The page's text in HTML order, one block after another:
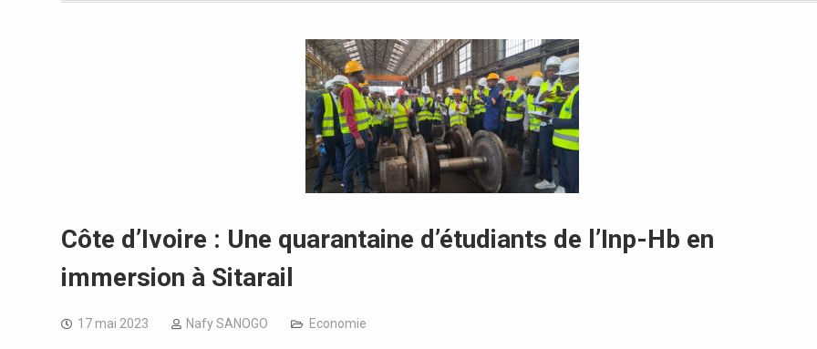
Côte d’Ivoire : Une quarantaine d’étudiants de l’Inp-Hb en
immersion à Sitarail
17 mai 2023 Nafy SANOGO Economie